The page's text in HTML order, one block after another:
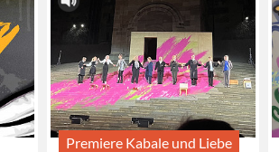
Premiere Kabale und Liebe